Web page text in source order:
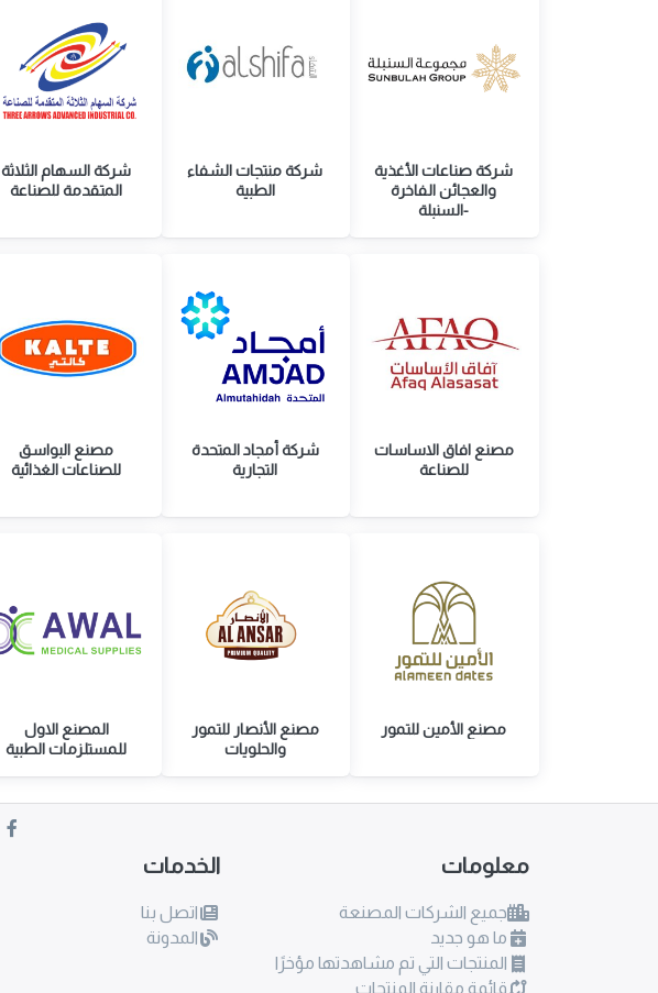
شركة صناعات الأغذية
والعجائن الفاخرة
-السنبلة
شركة منتجات الشفاء
الطبية
شركة السهام الثلاثة
المتقدمة للصناعة
مصنع افاق الاساسات
للصناعة
شركة أمجاد المتحدة
التجارية
مصنع البواسق
للصناعات الغذائية
مصنع الأمين للتمور
مصنع الأنصار للتمور
والحلويات
المصنع الاول
للمستلزمات الطبية
معلومات
جميع الشركات المصنعة
ما هو جديد
المنتجات التي تم مشاهدتها مؤخرًا
قائمة مقارنة المنتجات
الخدمات
اتصل بنا
المدونة